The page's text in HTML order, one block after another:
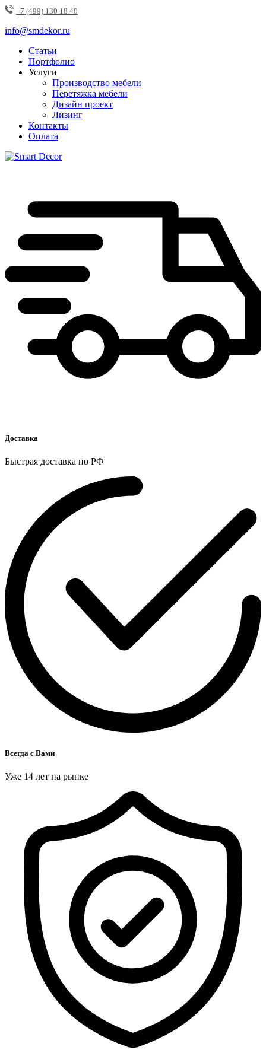
+7 (499) 130 18 40
info@smdekor.ru
Статьи
Портфолио
Услуги
Производство мебели
Перетяжка мебели
Дизайн проект
Лизинг
Контакты
Оплата
Доставка
Быстрая доставка по РФ
Всегда с Вами
Уже 14 лет на рынке